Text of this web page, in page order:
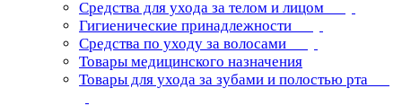
Средства для ухода за телом и лицом
Гигиенические принадлежности
Средства по уходу за волосами
Товары медицинского назначения
Товары для ухода за зубами и полостью рта